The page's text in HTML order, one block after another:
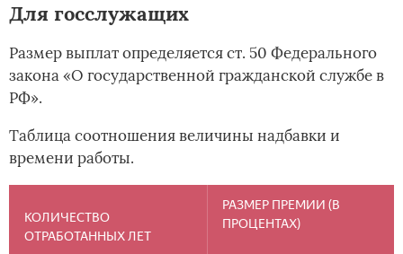
Для госслужащих
Размер выплат определяется ст. 50 Федерального
закона «О государственной гражданской службе в
РФ».
Таблица соотношения величины надбавки и
времени работы.
КОЛИЧЕСТВО
ОТРАБОТАННЫХ ЛЕТ
РАЗМЕР ПРЕМИИ (В
ПРОЦЕНТАХ)